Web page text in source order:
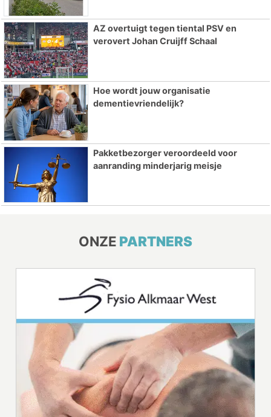
AZ overtuigt tegen tiental PSV en
verovert Johan Cruijff Schaal
Hoe wordt jouw organisatie
dementievriendelijk?
Pakketbezorger veroordeeld voor
aanranding minderjarig meisje
ONZE PARTNERS